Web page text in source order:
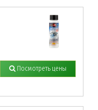
Посмотреть цены